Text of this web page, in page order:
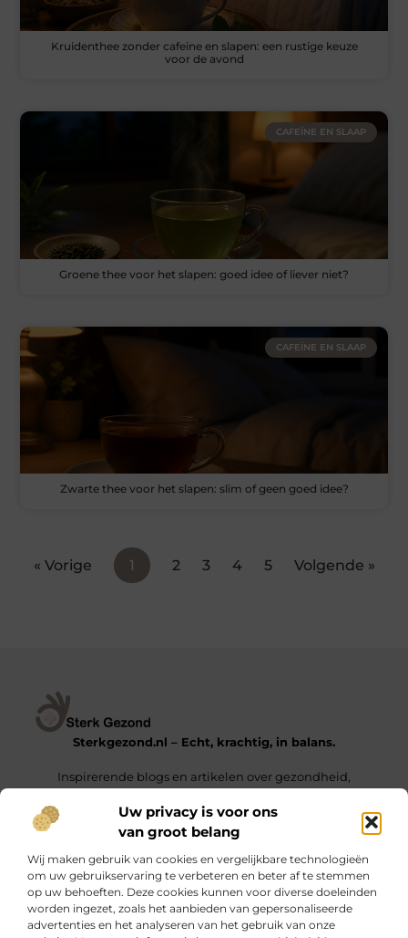
Uw privacy is voor ons
van groot belang
Wij maken gebruik van cookies en vergelijkbare technologieën
om uw gebruikservaring te verbeteren en beter af te stemmen
op uw behoeften. Deze cookies kunnen voor diverse doeleinden
worden ingezet, zoals het aanbieden van gepersonaliseerde
advertenties en het analyseren van het gebruik van onze
Kruidenthee zonder cafeïne en slapen: een rustige keuze
voor de avond
CAFEÏNE EN SLAAP
Groene thee voor het slapen: goed idee of liever niet?
CAFEÏNE EN SLAAP
Zwarte thee voor het slapen: slim of geen goed idee?
« Vorige 1 2 3 4 5 Volgende »
Sterkgezond.nl – Echt, krachtig, in balans.
Inspirerende blogs en artikelen over gezondheid,
Onze informatie
Bericht categorie